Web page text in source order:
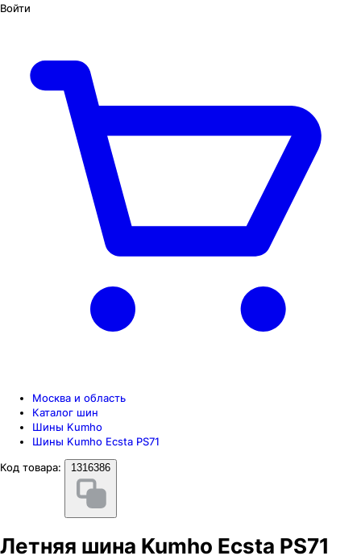
Войти
Москва и область
Каталог шин
Шины Kumho
Шины Kumho Ecsta PS71
Код товара:
1316386
Летняя шина Kumho Ecsta PS71